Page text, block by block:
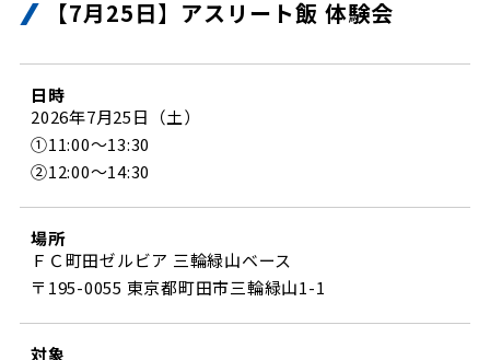
【7月25日】アスリート飯 体験会
日時
2026年7月25日（土）
①11:00～13:30
②12:00～14:30
場所
ＦＣ町田ゼルビア 三輪緑山ベース
〒195-0055 東京都町田市三輪緑山1-1
対象